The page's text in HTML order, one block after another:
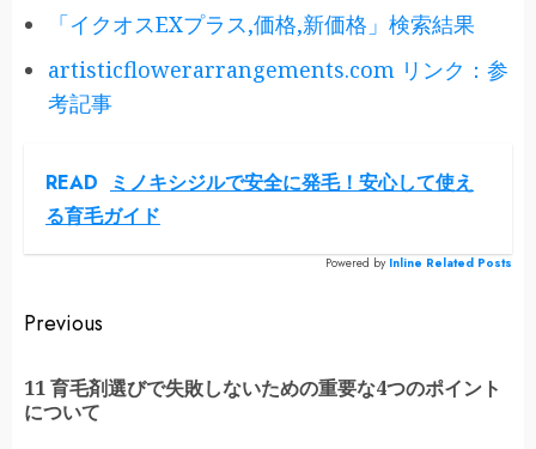
「イクオスEXプラス,価格,新価格」検索結果
artisticflowerarrangements.com リンク：参
考記事
READ
ミノキシジルで安全に発毛！安心して使え
る育毛ガイド
Powered by Inline Related Posts
Continue
Reading
Previous
11 育毛剤選びで失敗しないための重要な4つのポイント
について